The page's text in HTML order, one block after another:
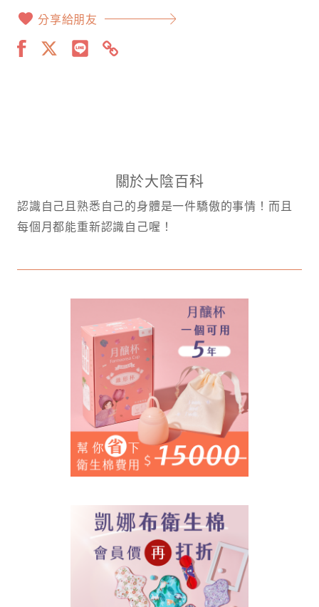
分享給朋友
關於大陰百科
認識自己且熟悉自己的身體是一件驕傲的事情！而且
每個月都能重新認識自己喔！